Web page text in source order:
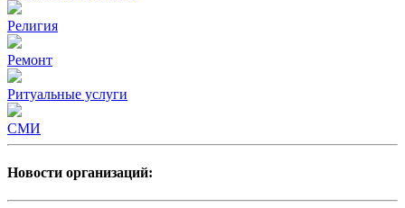
Религия
Ремонт
Ритуальные услуги
СМИ
Новости организаций: